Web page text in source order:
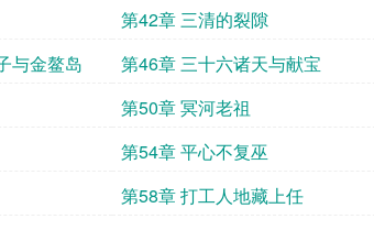
第42章 三清的裂隙
与金鳌岛
第46章 三十六诸天与献宝
第50章 冥河老祖
第54章 平心不复巫
第58章 打工人地藏上任